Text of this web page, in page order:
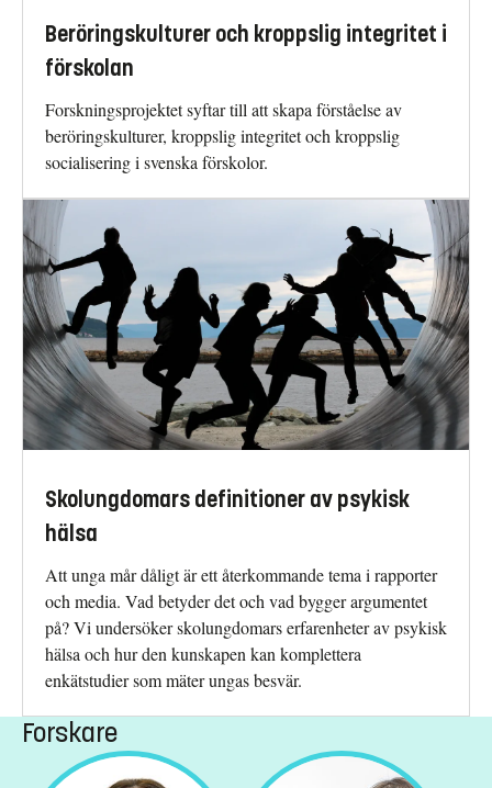
Beröringskulturer och kroppslig integritet i
förskolan
Forskningsprojektet syftar till att skapa förståelse av
beröringskulturer, kroppslig integritet och kroppslig
socialisering i svenska förskolor.
Skolungdomars definitioner av psykisk
hälsa
Att unga mår dåligt är ett återkommande tema i rapporter
och media. Vad betyder det och vad bygger argumentet
på? Vi undersöker skolungdomars erfarenheter av psykisk
hälsa och hur den kunskapen kan komplettera
enkätstudier som mäter ungas besvär.
Forskare